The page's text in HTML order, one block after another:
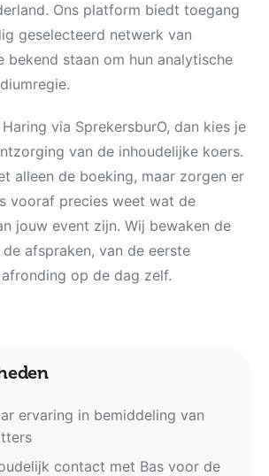
Ons platform biedt toegang
geselecteerd netwerk van
bekend staan om hun analytische
via SprekersburO, dan kies je
van de inhoudelijke koers.
alleen de boeking, maar zorgen er
vooraf precies weet wat de
jouw event zijn. Wij bewaken de
afspraken, van de eerste
op de dag zelf.
ervaring in bemiddeling van
contact met Bas voor de